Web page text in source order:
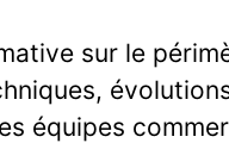
sur le
équipes